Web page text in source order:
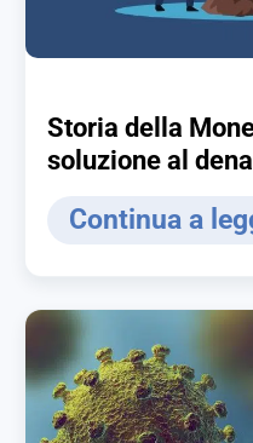
Storia della
soluzione al
Continua a